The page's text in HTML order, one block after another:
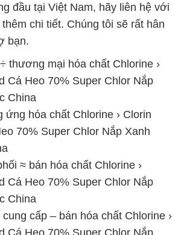
đầu tại Việt Nam, hãy liên hệ với
chi tiết. Chúng tôi sẽ rất hân
bạn.
thương mại hóa chất Chlorine ›
Cá Heo 70% Super Chlor Nắp
China
ứng hóa chất Chlorine › Clorin
70% Super Chlor Nắp Xanh
≈ bán hóa chất Chlorine ›
Cá Heo 70% Super Chlor Nắp
China
cấp – bán hóa chất Chlorine ›
Cá Heo 70% Super Chlor Nắp